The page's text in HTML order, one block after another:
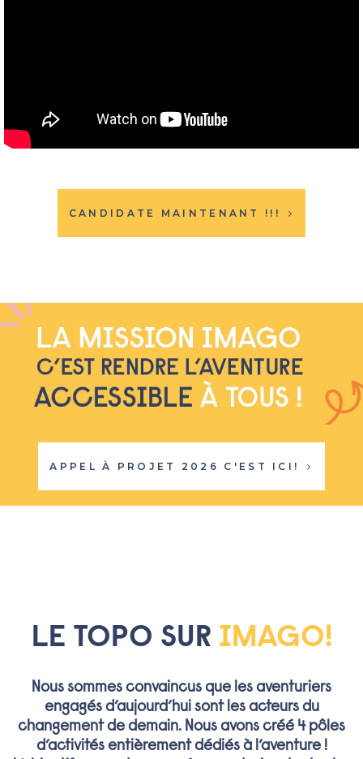
CANDIDATE MAINTENANT !!!
APPEL À PROJET 2026 C'EST ICI!
LE TOPO SUR IMAGO!
Nous sommes convaincus que les aventuriers
engagés d’aujourd’hui sont les acteurs du
changement de demain. Nous avons créé 4 pôles
d’activités entièrement dédiés à l’aventure !